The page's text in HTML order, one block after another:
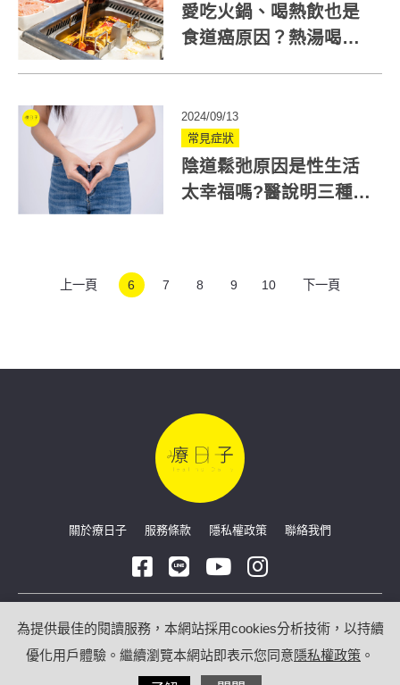
愛吃火鍋、喝熱飲也是
食道癌原因？熱湯喝太
2024/09/13
常見症狀
陰道鬆弛原因是性生活
太幸福嗎?醫說明三種主
上一頁 6 7 8 9 10 下一頁
關於療日子 服務條款 隱私權政策 聯絡我們
Copyright © 2026 療日子 HealingDaily
/網站技術合作：光點數位科技
為提供最佳的閱讀服務，本網站採用cookies分析技術，以持續
優化用戶體驗。繼續瀏覽本網站即表示您同意隱私權政策 。